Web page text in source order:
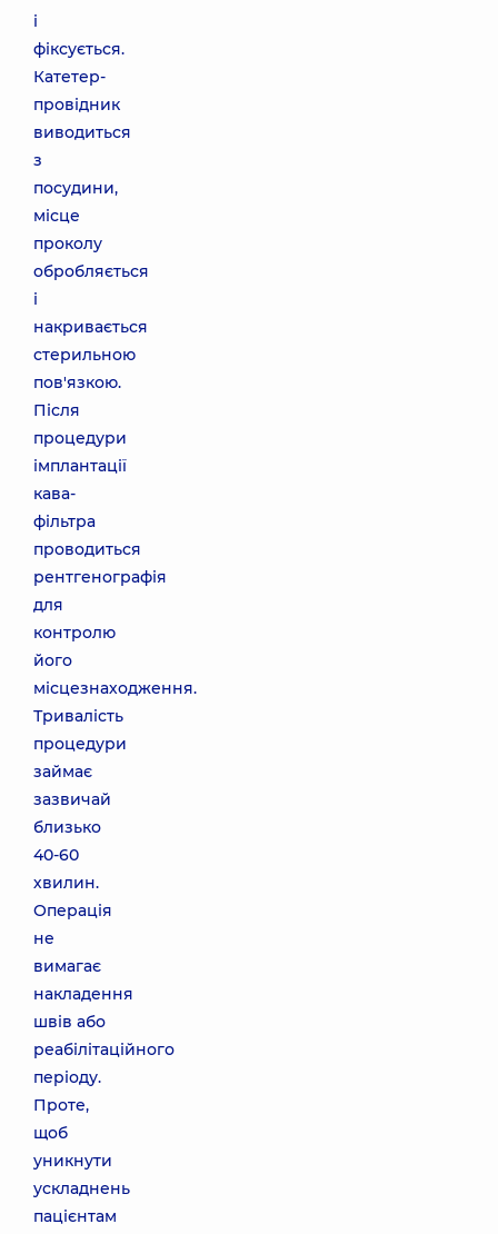
і
фіксується.
Катетер-
провідник
виводиться
з
посудини,
місце
проколу
обробляється
і
накривається
стерильною
пов'язкою.
Після
процедури
імплантації
кава-
фільтра
проводиться
рентгенографія
для
контролю
його
місцезнаходження.
Тривалість
процедури
займає
зазвичай
близько
40-60
хвилин.
Операція
не
вимагає
накладення
швів або
реабілітаційного
періоду.
Проте,
щоб
уникнути
ускладнень
пацієнтам